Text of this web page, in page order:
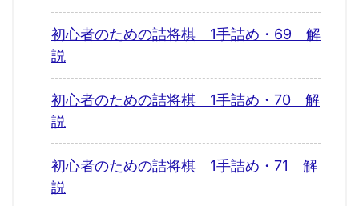
初心者のための詰将棋 1手詰め・69 解
説
初心者のための詰将棋 1手詰め・70 解
説
初心者のための詰将棋 1手詰め・71 解
説